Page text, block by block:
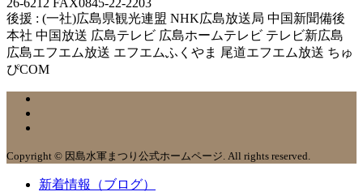
後援 : (一社)広島県観光連盟 NHK広島放送局 中国新聞備後
本社 中国放送 広島テレビ 広島ホームテレビ テレビ新広島
広島エフエム放送 エフエムふくやま 尾道エフエム放送 ちゅ
ぴCOM
Copyright © 因島水軍まつり公式ホームページ. All rights reserved.
新着情報（ブログ）